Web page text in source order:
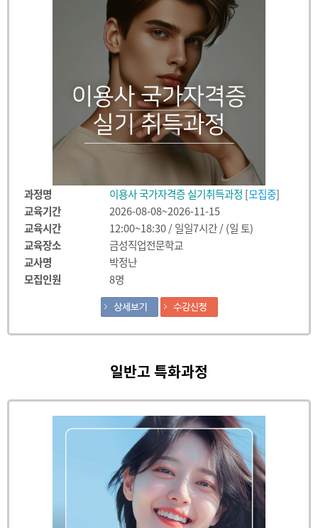
과정명 이용사 국가자격증 실기취득과정 [모집중]
교육기간
2026-08-08~2026-11-15
교육시간
12:00~18:30 / 일일7시간 / (일 토)
교육장소
금성직업전문학교
교사명
박정난
모집인원
8명
일반고 특화과정